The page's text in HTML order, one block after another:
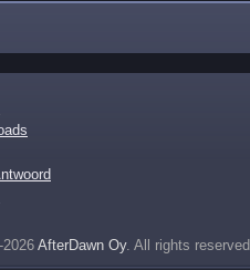
AfterDawn Oy. All rights reserved